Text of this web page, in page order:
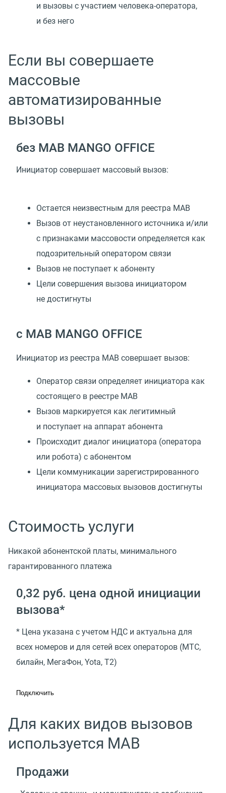
и вызовы с участием человека-оператора,
и без него
Если вы совершаете
массовые
автоматизированные
вызовы
без МАВ MANGO OFFICE
Инициатор совершает массовый вызов:
Остается неизвестным для реестра МАВ
Вызов от неустановленного источника и/или
с признаками массовости определяется как
подозрительный оператором связи
Вызов не поступает к абоненту
Цели совершения вызова инициатором
не достигнуты
с МАВ MANGO OFFICE
Инициатор из реестра МАВ совершает вызов:
Оператор связи определяет инициатора как
состоящего в реестре МАВ
Вызов маркируется как легитимный
и поступает на аппарат абонента
Происходит диалог инициатора (оператора
или робота) с абонентом
Цели коммуникации зарегистрированного
инициатора массовых вызовов достигнуты
Стоимость услуги
Никакой абонентской платы, минимального
гарантированного платежа
0,32 руб. цена одной инициации
вызова*
* Цена указана с учетом НДС и актуальна для
всех номеров и для сетей всех операторов (МТС,
билайн, МегаФон, Yota, T2)
Подключить
Для каких видов вызовов
используется МАВ
Продажи